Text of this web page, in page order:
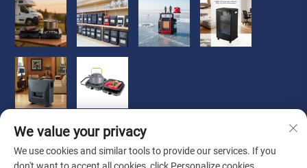
We value your privacy
We use cookies and similar tools to provide our services. If you